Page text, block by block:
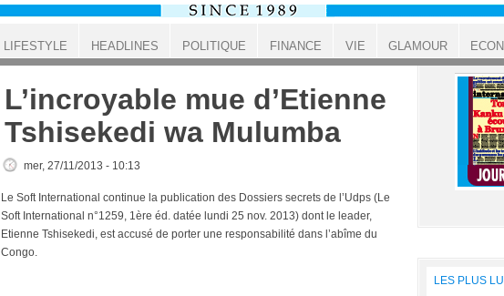
L’incroyable mue d’Etienne
Tshisekedi wa Mulumba
mer, 27/11/2013 - 10:13
Le Soft International continue la publication des Dossiers secrets de l’Udps (Le
Soft International n°1259, 1ère éd. datée lundi 25 nov. 2013) dont le leader,
Etienne Tshisekedi, est accusé de porter une responsabilité dans l’abîme du
Congo.
LES PLUS
LIFESTYLE HEADLINES POLITIQUE FINANCE VIE GLAMOUR